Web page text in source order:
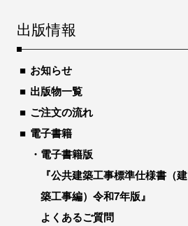
出版情報
お知らせ
出版物一覧
ご注文の流れ
電子書籍
電子書籍版
『公共建築工事標準仕様書（建
築工事編）令和7年版』
よくあるご質問